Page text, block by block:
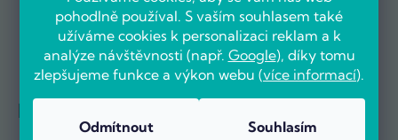
pohodlně používal. S vaším souhlasem také
užíváme cookies k personalizaci reklam a k
analýze návštěvnosti (např. Google), díky tomu
zlepšujeme funkce a výkon webu (více informací).
Odmítnout Souhlasím
Reference firem